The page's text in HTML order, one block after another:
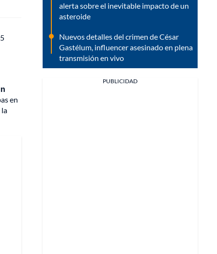
en
la
alerta sobre el inevitable impacto de un
asteroide
Nuevos detalles del crimen de César
Gastélum, influencer asesinado en plena
transmisión en vivo
PUBLICIDAD